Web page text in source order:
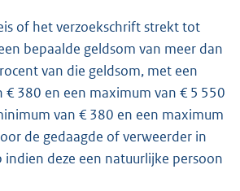
of het verzoekschrift strekt tot
bepaalde geldsom van meer dan
van die geldsom, met een
€ 380 en een maximum van € 5 550
van € 380 en een maximum
de gedaagde of verweerder in
indien deze een natuurlijke persoon